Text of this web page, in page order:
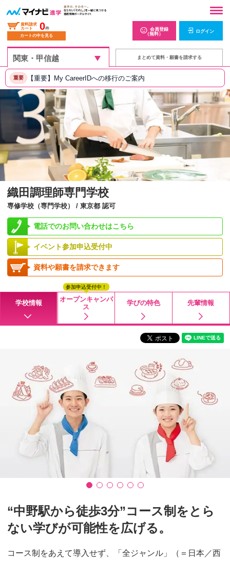
資料請求
カート
0件
カートの中を見る
会員登録
（無料）
ログイン
まとめて資料・願書を請求する
重要 【重要】My CareerIDへの移行のご案内
織田調理師専門学校
専修学校（専門学校） / 東京都 認可
電話でのお問い合わせはこちら
イベント参加申込受付中
資料や願書を請求できます
学校情報
オープンキャンパ
ス
参加申込受付中！
学びの特色 先輩情報
“中野駅から徒歩3分”コース制をとら
ない学びが可能性を広げる。
コース制をあえて導入せず、「全ジャンル」（＝日本／西